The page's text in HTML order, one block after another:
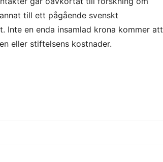
till ett pågående svenskt
Inte en enda insamlad krona kommer att
eller stiftelsens kostnader.